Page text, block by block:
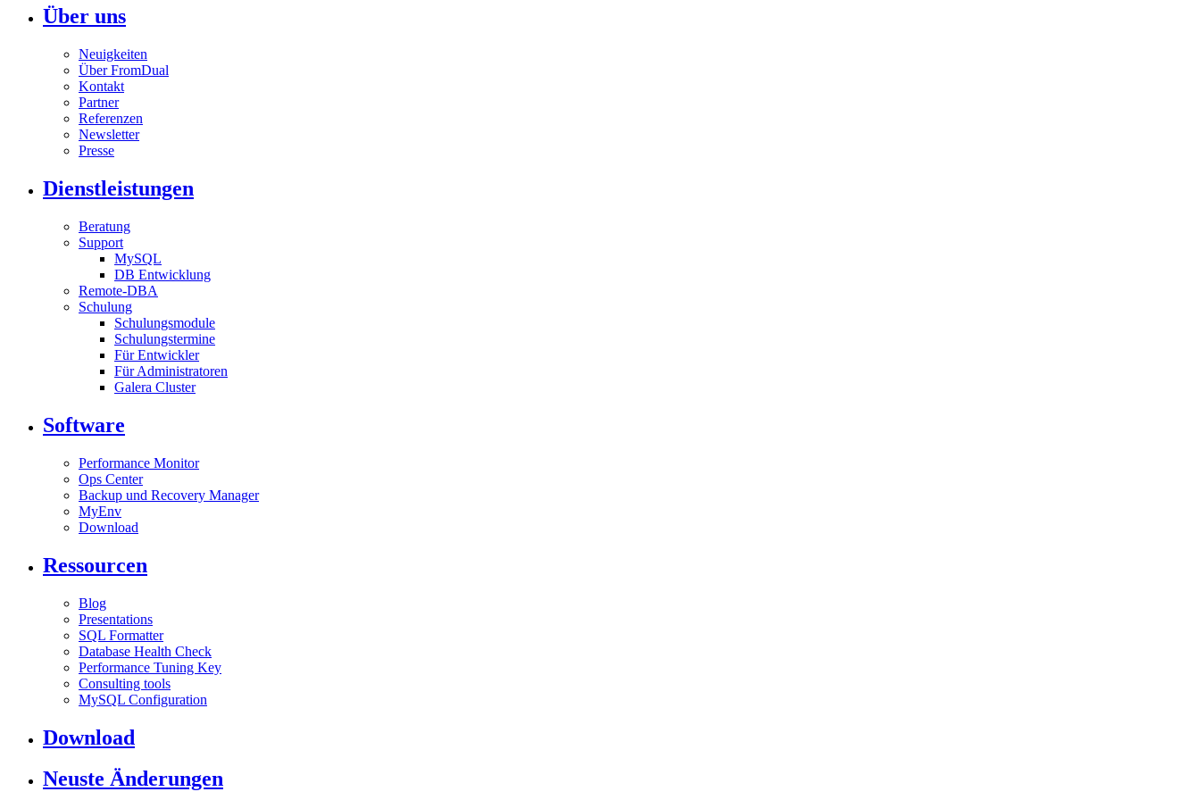
Über uns
Neuigkeiten
Über FromDual
Kontakt
Partner
Referenzen
Newsletter
Presse
Dienstleistungen
Beratung
Support
MySQL
DB Entwicklung
Remote-DBA
Schulung
Schulungsmodule
Schulungstermine
Für Entwickler
Für Administratoren
Galera Cluster
Software
Performance Monitor
Ops Center
Backup und Recovery Manager
MyEnv
Download
Ressourcen
Blog
Presentations
SQL Formatter
Database Health Check
Performance Tuning Key
Consulting tools
MySQL Configuration
Download
Neuste Änderungen